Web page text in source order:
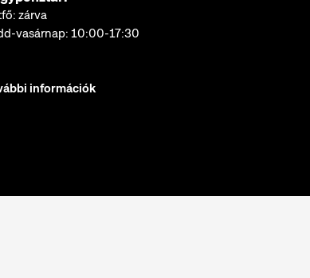
zárva
vasárnap: 10:00-17:30
információk